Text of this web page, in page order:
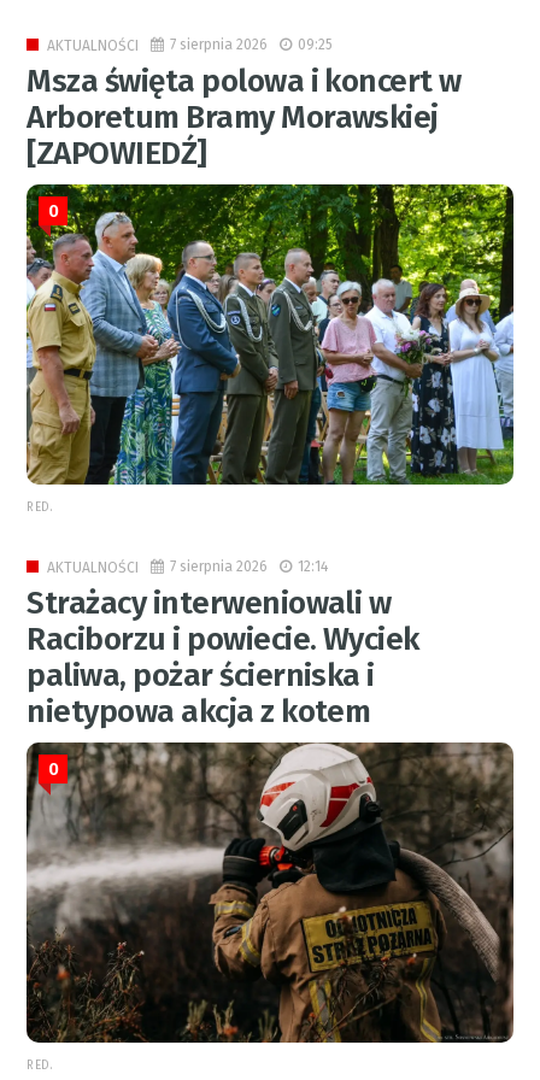
AKTUALNOŚCI 7 sierpnia 2026 09:25
Msza święta polowa i koncert w
Arboretum Bramy Morawskiej
[ZAPOWIEDŹ]
0
RED.
AKTUALNOŚCI 7 sierpnia 2026 12:14
Strażacy interweniowali w
Raciborzu i powiecie. Wyciek
paliwa, pożar ścierniska i
nietypowa akcja z kotem
0
RED.